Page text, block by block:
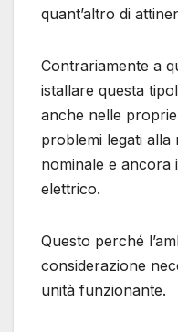
quant’altro di
Contrariamente a
istallare questa
anche nelle
problemi legati
nominale e ancora
elettrico.
Questo perché
considerazione
unità funzionante.